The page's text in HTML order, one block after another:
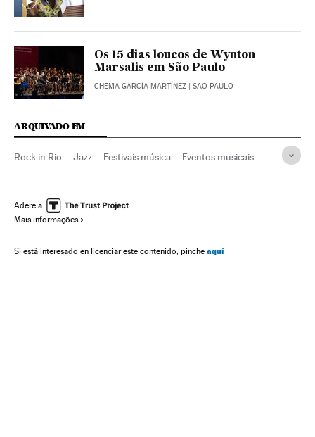
Os 15 dias loucos de Wynton
Marsalis em São Paulo
CHEMA GARCÍA MARTÍNEZ | SÃO PAULO
ARQUIVADO EM
Rock in Rio Jazz Festivais música Eventos musicais
Música Agenda Eventos
Adere a
Mais informações
Si está interesado en licenciar este contenido, pinche aquí